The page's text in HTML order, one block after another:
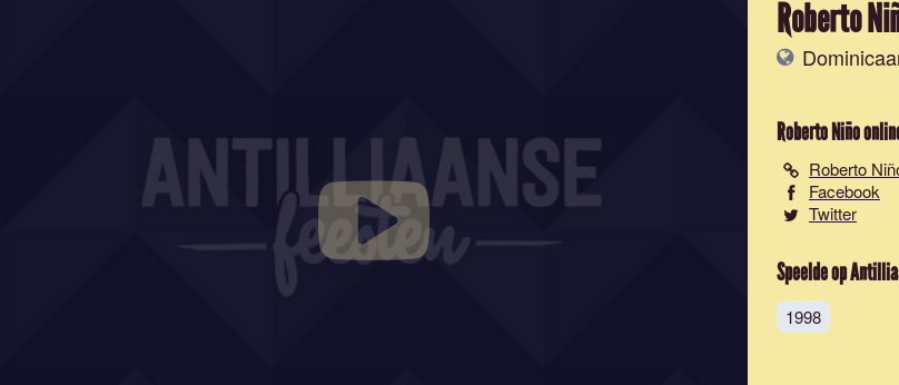
Roberto
Roberto Niño
Roberto
Facebook
Twitter
Speelde op
1998